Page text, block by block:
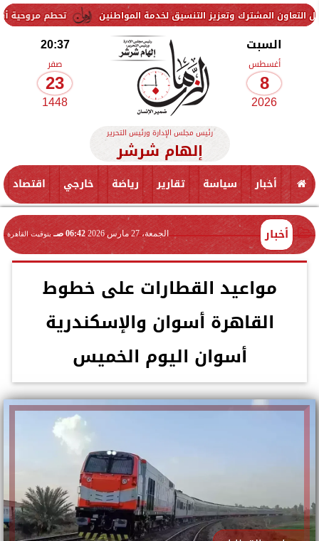
تحطم مروحية أثناء مكافحة حريق التنسيق لخدمة المواطنين
السبت
أغسطس
8
2026
20:37
صفر
23
1448
رئيس مجلس الإدارة ورئيس التحرير
إلهام شرشر
أخبار سياسة تقارير رياضة خارجي اقتصاد
أخبار الجمعة، 27 مارس 2026 06:42 صـ بتوقيت القاهرة
مواعيد القطارات على خطوط
القاهرة أسوان والإسكندرية
أسوان اليوم الخميس